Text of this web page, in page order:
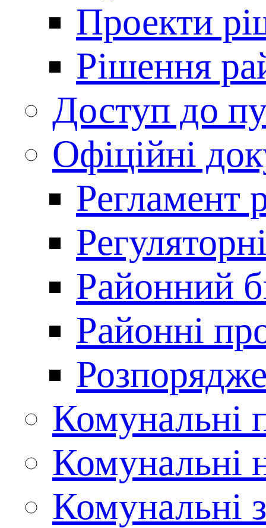
Проекти
Рішення
Доступ до
Офіційні
Регламент
Районний
Районні
Комунальні
Комунальні
Комунальні